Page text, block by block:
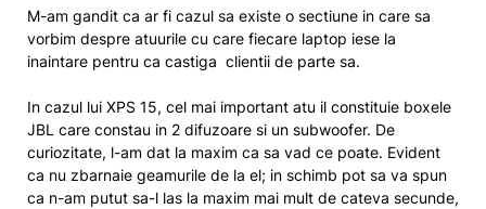
M-am gandit ca ar fi cazul sa existe o sectiune in care sa
vorbim despre atuurile cu care fiecare laptop iese la
inaintare pentru ca castiga clientii de parte sa.
In cazul lui XPS 15, cel mai important atu il constituie boxele
JBL care constau in 2 difuzoare si un subwoofer. De
curiozitate, l-am dat la maxim ca sa vad ce poate. Evident
ca nu zbarnaie geamurile de la el; in schimb pot sa va spun
ca n-am putut sa-l las la maxim mai mult de cateva secunde,